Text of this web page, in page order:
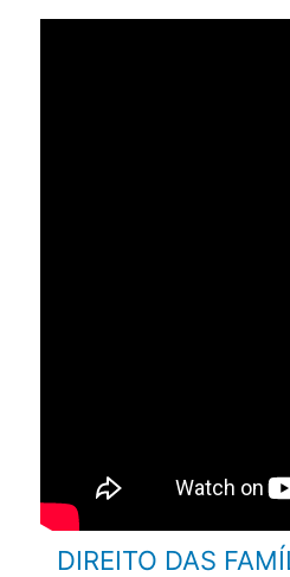
DIREITO DAS